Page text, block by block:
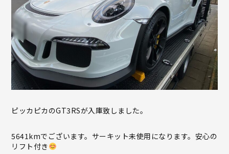
ピッカピカのGT3RSが入庫致しました。
5641kmでございます。サーキット未使用になります。安心の
リフト付き